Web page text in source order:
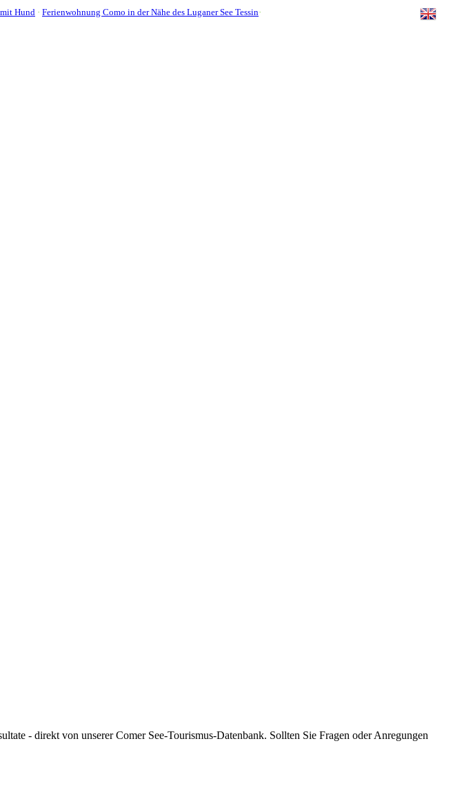
Hund · Ferienwohnung Como in der Nähe des Luganer See Tessin·
- direkt von unserer Comer See-Tourismus-Datenbank. Sollten Sie Fragen oder Anregungen